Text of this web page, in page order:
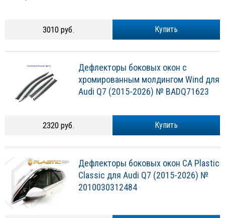
Купить
3010 руб.
Дефлекторы боковых окон с
хромированным молдингом Wind для
Audi Q7 (2015-2026) № BADQ71623
Купить
2320 руб.
Дефлекторы боковых окон CA Plastic
Classic для Audi Q7 (2015-2026) №
2010030312484